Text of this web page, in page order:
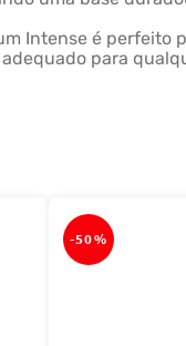
Intense é
para
-50%